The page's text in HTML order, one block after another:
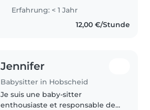
maternité et j’ai l’habitude de
bébé . Je serais également
disponible pour les garder la nuit
Erfahrung: < 1 Jahr
12,00 €/Stunde
Jennifer
Babysitter in Hobscheid
Je suis une baby-sitter
enthousiaste et responsable de